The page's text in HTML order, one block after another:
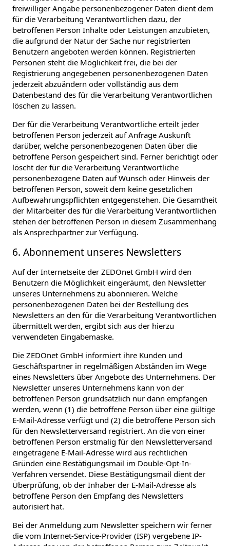
freiwilliger Angabe personenbezogener Daten dient dem
für die Verarbeitung Verantwortlichen dazu, der
betroffenen Person Inhalte oder Leistungen anzubieten,
die aufgrund der Natur der Sache nur registrierten
Benutzern angeboten werden können. Registrierten
Personen steht die Möglichkeit frei, die bei der
Registrierung angegebenen personenbezogenen Daten
jederzeit abzuändern oder vollständig aus dem
Datenbestand des für die Verarbeitung Verantwortlichen
löschen zu lassen.
Der für die Verarbeitung Verantwortliche erteilt jeder
betroffenen Person jederzeit auf Anfrage Auskunft
darüber, welche personenbezogenen Daten über die
betroffene Person gespeichert sind. Ferner berichtigt oder
löscht der für die Verarbeitung Verantwortliche
personenbezogene Daten auf Wunsch oder Hinweis der
betroffenen Person, soweit dem keine gesetzlichen
Aufbewahrungspflichten entgegenstehen. Die Gesamtheit
der Mitarbeiter des für die Verarbeitung Verantwortlichen
stehen der betroffenen Person in diesem Zusammenhang
als Ansprechpartner zur Verfügung.
6. Abonnement unseres Newsletters
Auf der Internetseite der ZEDOnet GmbH wird den
Benutzern die Möglichkeit eingeräumt, den Newsletter
unseres Unternehmens zu abonnieren. Welche
personenbezogenen Daten bei der Bestellung des
Newsletters an den für die Verarbeitung Verantwortlichen
übermittelt werden, ergibt sich aus der hierzu
verwendeten Eingabemaske.
Die ZEDOnet GmbH informiert ihre Kunden und
Geschäftspartner in regelmäßigen Abständen im Wege
eines Newsletters über Angebote des Unternehmens. Der
Newsletter unseres Unternehmens kann von der
betroffenen Person grundsätzlich nur dann empfangen
werden, wenn (1) die betroffene Person über eine gültige
E-Mail-Adresse verfügt und (2) die betroffene Person sich
für den Newsletterversand registriert. An die von einer
betroffenen Person erstmalig für den Newsletterversand
eingetragene E-Mail-Adresse wird aus rechtlichen
Gründen eine Bestätigungsmail im Double-Opt-In-
Verfahren versendet. Diese Bestätigungsmail dient der
Überprüfung, ob der Inhaber der E-Mail-Adresse als
betroffene Person den Empfang des Newsletters
autorisiert hat.
Bei der Anmeldung zum Newsletter speichern wir ferner
die vom Internet-Service-Provider (ISP) vergebene IP-